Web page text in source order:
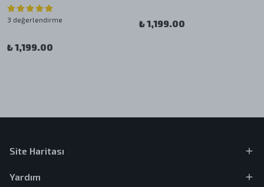
3 değerlendirme
₺ 1,199.00
₺ 1,199.00
Site Haritası
Yardım